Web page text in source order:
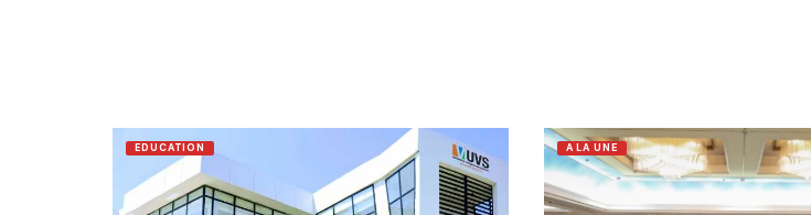
EDUCATION A LA UNE